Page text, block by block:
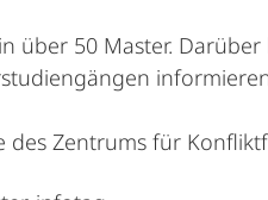
50 Master.
Zentrums für